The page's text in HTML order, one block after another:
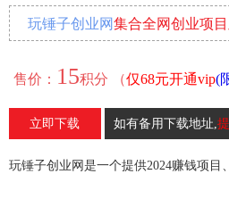
玩锤子创业网集合全网创业项
售价： 15积分 （仅68元开通vip(
）
立即下载 如有备用下载地址,